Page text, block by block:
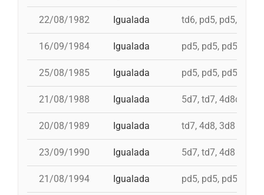
22/08/1982 Igualada td6, pd5, pd5,
16/09/1984 Igualada pd5, pd5, pd5, pd5,
25/08/1985 Igualada pd5, pd5, pd5,
21/08/1988 Igualada 5d7, td7, 4d8c, id
20/08/1989 Igualada td7, 4d8, 3d8
23/09/1990 Igualada 5d7, td7, 4d8
21/08/1994 Igualada pd5, pd5, pd5, 4d8,